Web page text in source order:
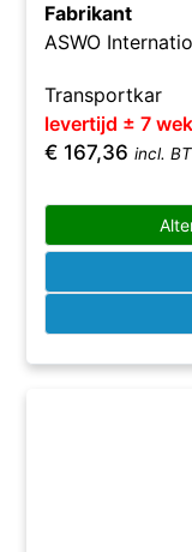
Fabrikant
ASWO
Transportkar
levertijd ± 7
€ 167,36 incl.